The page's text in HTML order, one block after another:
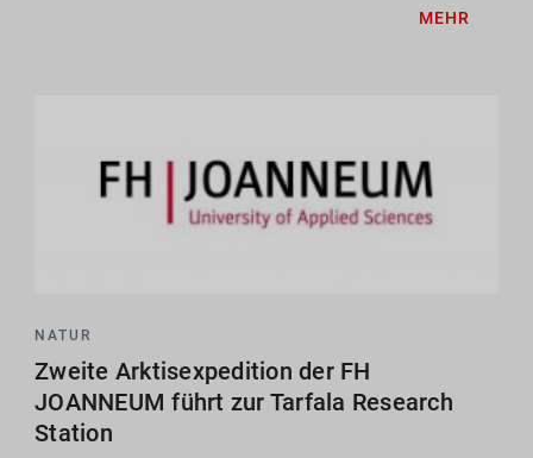
University of Applied Sciences St. Pölten hat...
MEHR
NATUR
Zweite Arktisexpedition der FH
JOANNEUM führt zur Tarfala Research
Station